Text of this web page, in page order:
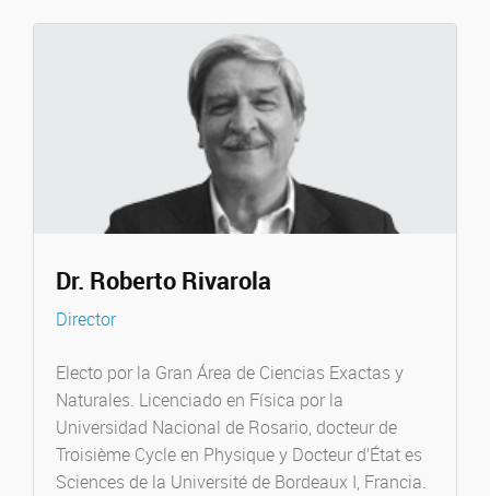
Dr. Roberto Rivarola
Director
Electo por la Gran Área de Ciencias Exactas y
Naturales. Licenciado en Física por la
Universidad Nacional de Rosario, docteur de
Troisième Cycle en Physique y Docteur d’État es
Sciences de la Université de Bordeaux I, Francia.